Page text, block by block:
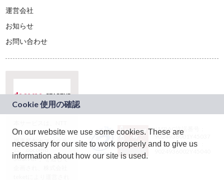
運営会社
お知らせ
お問い合わせ
ドコモグループの新
規事業創出プログラ
ム「docomo
STARTUP」を通じて
JASRAC許諾番号：
9024936001Y45037
JASRAC許諾番号：
On our website we use some cookies. These are
necessary for our site to work properly and to give us
information about how our site is used.